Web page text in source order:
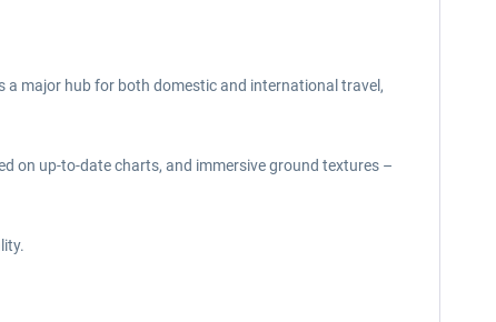
a major hub for both domestic and international travel,
on up-to-date charts, and immersive ground textures –